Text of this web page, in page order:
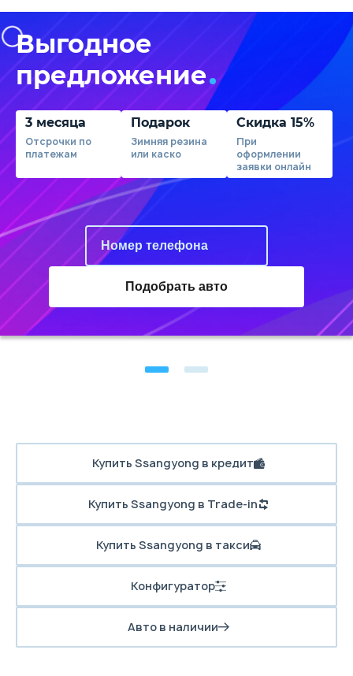
Выгодное
предложение
3 месяца
Отсрочки по
платежам
Подарок
Зимняя резина
или каско
Скидка 15%
При
оформлении
заявки онлайн
Подобрать авто
Купить Ssangyong в кредит
Купить Ssangyong в Trade-in
Купить Ssangyong в такси
Конфигуратор
Авто в наличии